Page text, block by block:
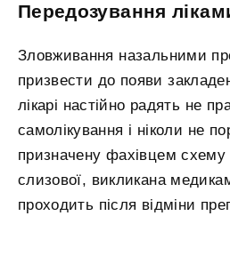
Передозування
Зловживання назальними
призвести до появи
лікарі настійно радять не
самолікування і ніколи не
призначену фахівцем схему
слизової, викликана
проходить після відміни